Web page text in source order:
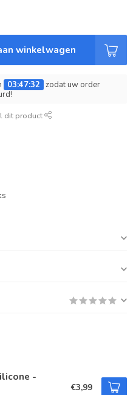
winkelwagen
03:47:32 zodat uw order
dit product
-
€3,99